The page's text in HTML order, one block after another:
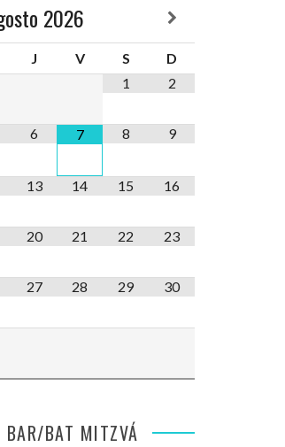
2026
J V S
D
1
2
6 7 8 9
13 14 15 16
20 21 22 23
27 28 29 30
BAR/BAT MITZVÁ